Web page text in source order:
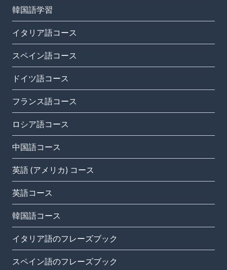
韓国語学習
イタリア語コース
スペイン語コース
ドイツ語コース
フランス語コース
ロシア語コース
中国語コース
英語 (アメリカ) コース
英語コース
韓国語コース
イタリア語のフレーズブック
スペイン語のフレーズブック